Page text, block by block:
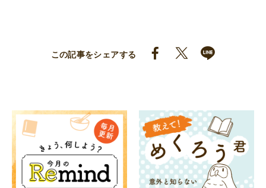
この記事をシェアする